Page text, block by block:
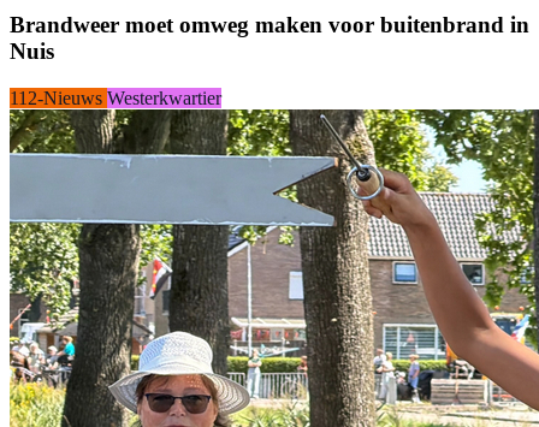
Brandweer moet omweg maken voor buitenbrand in
Nuis
112-Nieuws Westerkwartier